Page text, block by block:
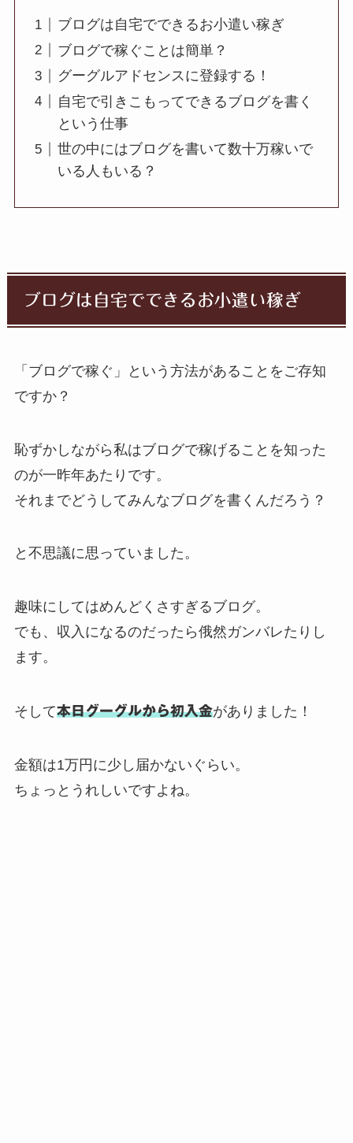
ブログは自宅でできるお小遣い稼ぎ
ブログで稼ぐことは簡単？
グーグルアドセンスに登録する！
自宅で引きこもってできるブログを書く
という仕事
世の中にはブログを書いて数十万稼いで
いる人もいる？
ブログは自宅でできるお小遣い稼ぎ
「ブログで稼ぐ」という方法があることをご存知
ですか？
恥ずかしながら私はブログで稼げることを知った
のが一昨年あたりです。
それまでどうしてみんなブログを書くんだろう？
と不思議に思っていました。
趣味にしてはめんどくさすぎるブログ。
でも、収入になるのだったら俄然ガンバレたりし
ます。
そして本日グーグルから初入金がありました！
金額は1万円に少し届かないぐらい。
ちょっとうれしいですよね。